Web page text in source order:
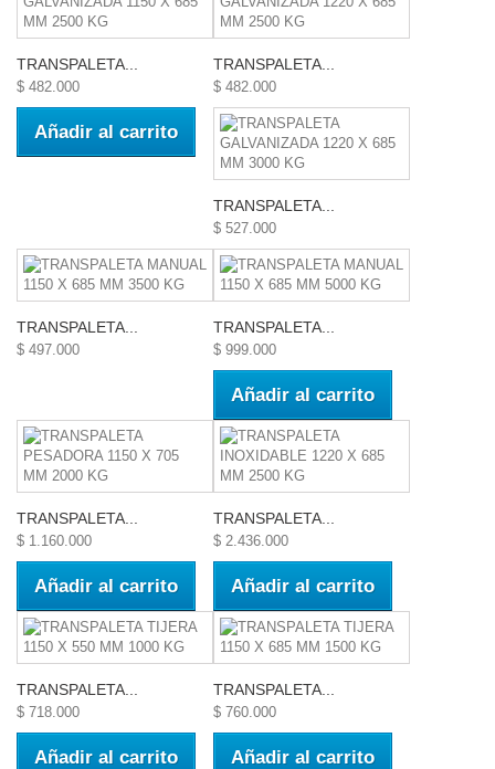
TRANSPALETA...
$ 482.000
Añadir al carrito
TRANSPALETA...
$ 482.000
TRANSPALETA...
$ 527.000
TRANSPALETA...
$ 497.000
TRANSPALETA...
$ 999.000
Añadir al carrito
TRANSPALETA...
$ 1.160.000
Añadir al carrito
TRANSPALETA...
$ 2.436.000
Añadir al carrito
TRANSPALETA...
$ 718.000
Añadir al carrito
TRANSPALETA...
$ 760.000
Añadir al carrito